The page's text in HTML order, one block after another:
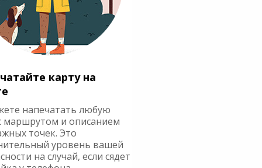
карту на
напечатать любую
маршрутом и описанием
точек. Это
уровень вашей
на случай, если сядет